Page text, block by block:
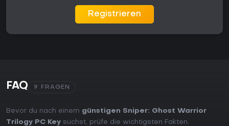
Registrieren
FAQ 9 FRAGEN
Bevor du nach einem günstigen Sniper: Ghost Warrior
Trilogy PC Key suchst, prüfe die wichtigsten Fakten.